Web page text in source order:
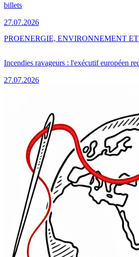
billets
27.07.2026
Incendies ravageurs : l'exécutif européen
27.07.2026
PROENERGIE, ENVIRONNEMENT